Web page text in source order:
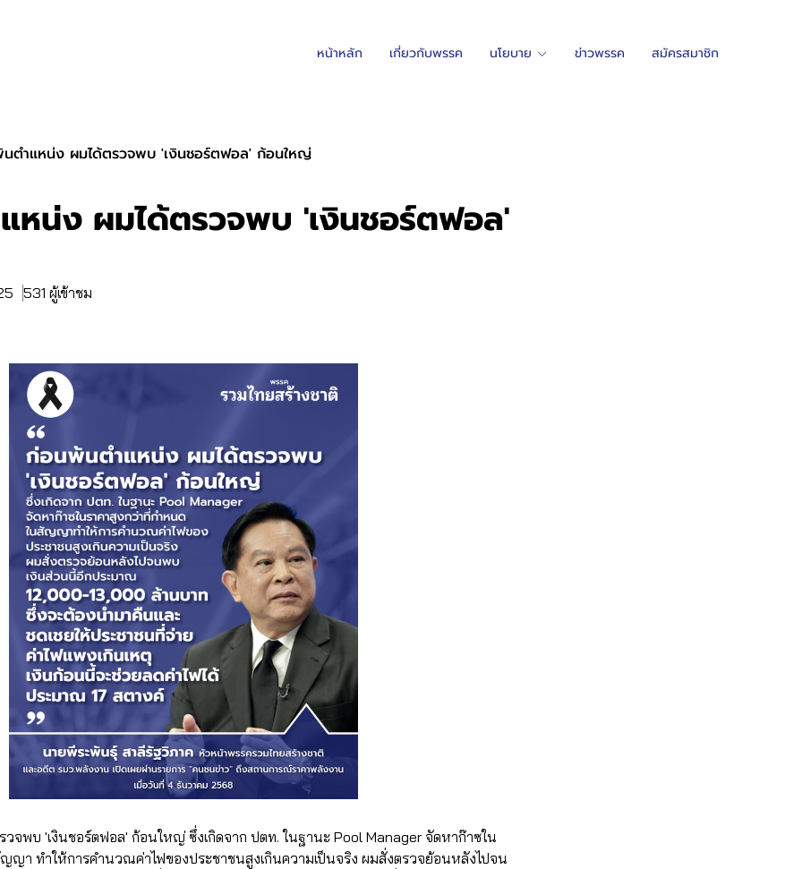
หน้าหลัก เกี่ยวกับพรรค นโยบาย ข่าวพรรค สมัครสมาชิก
ตำแหน่ง ผมได้ตรวจพบ 'เงินชอร์ตฟอล' ก้อนใหญ่
หน่ง ผมได้ตรวจพบ 'เงินชอร์ตฟอล'
531 ผู้เข้าชม
จพบ 'เงินชอร์ตฟอล' ก้อนใหญ่ ซึ่งเกิดจาก ปตท. ในฐานะ Pool Manager จัดหาก๊าซใน
ญา ทำให้การคำนวณค่าไฟของประชาชนสูงเกินความเป็นจริง ผมสั่งตรวจย้อนหลังไปจน